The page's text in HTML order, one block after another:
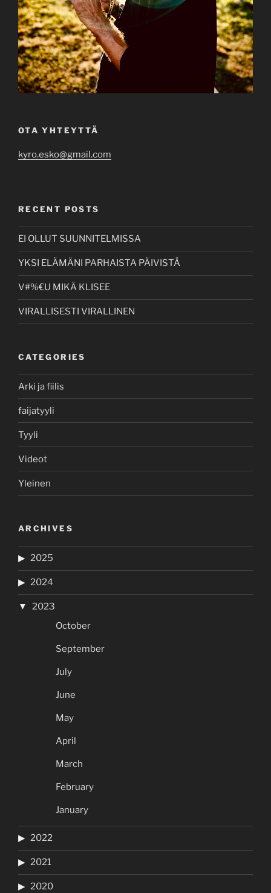
OTA YHTEYTTÄ
kyro.esko@gmail.com
RECENT POSTS
EI OLLUT SUUNNITELMISSA
YKSI ELÄMÄNI PARHAISTA PÄIVISTÄ
V#%€U MIKÄ KLISEE
VIRALLISESTI VIRALLINEN
CATEGORIES
Arki ja fiilis
faijatyyli
Tyyli
Videot
Yleinen
ARCHIVES
2025
2024
2023
October
September
July
June
May
April
March
February
January
2022
2021
2020